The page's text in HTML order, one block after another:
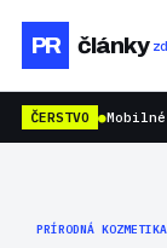
PR články
ČERSTVO ●
PRÍRODNÁ KOZMETIKA